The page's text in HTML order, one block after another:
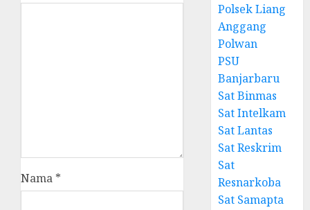
Nama *
Polsek Liang
Anggang
Polwan
PSU
Banjarbaru
Sat Binmas
Sat Intelkam
Sat Lantas
Sat Reskrim
Sat
Resnarkoba
Sat Samapta